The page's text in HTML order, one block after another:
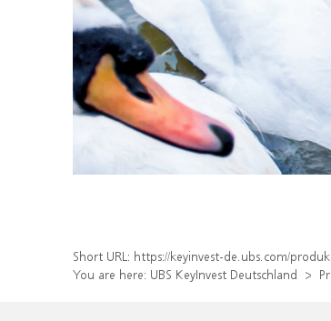
Short URL: https://keyinvest-de.ubs.com/
You are here: UBS KeyInvest Deutschland